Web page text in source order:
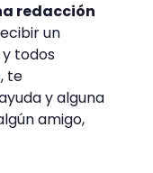
redacción
un
todos
te
y alguna
amigo,